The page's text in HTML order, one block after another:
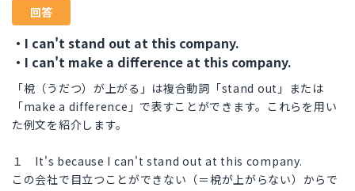
回答
・I can't stand out at this company.
・I can't make a difference at this company.
「梲（うだつ）が上がる」は複合動詞「stand out」または
「make a difference」で表すことができます。これらを用い
た例文を紹介します。
１ It's because I can't stand out at this company.
この会社で目立つことができない（＝梲が上がらない）からで